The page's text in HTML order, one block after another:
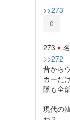
>>273
0
273
>>272
昔から
カーだ
隊も全
現代の